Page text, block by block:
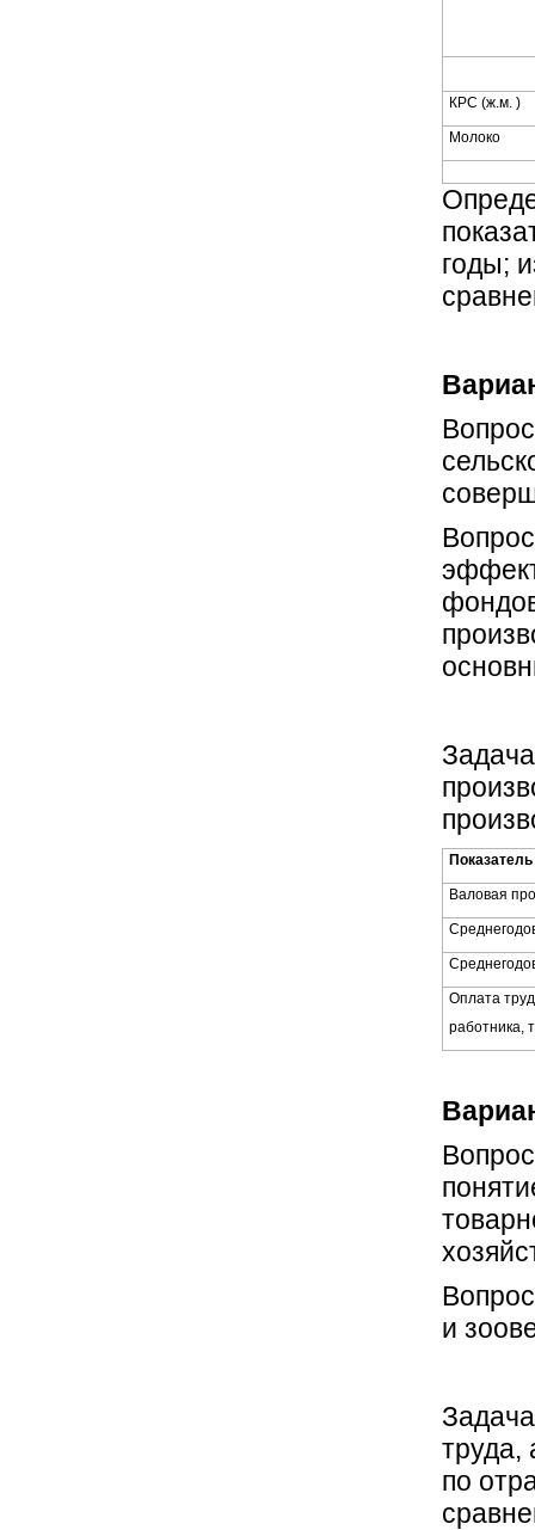
КРС (ж.м. )
Молоко
годы;
Показатель
Валовая
Оплата
работника,
и
труда,
по